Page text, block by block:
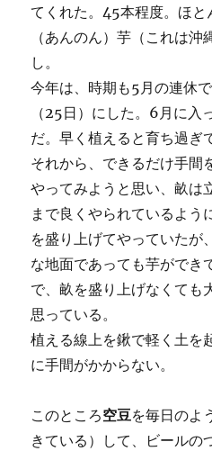
てくれた。45本程度。ほ
（あんのん）芋（これは
し。
今年は、時期も5月の連休
（25日）にした。6月に入
だ。早く植えると育ち過ぎ
それから、できるだけ手間
やってみようと思い、畝は
まで良くやられているよう
を盛り上げてやっていたが
な地面であっても芋ができ
で、畝を盛り上げなくても
思っている。
植える線上を鍬で軽く土を
に手間がかからない。
このところ空豆を毎日のよ
きている）して、ビールの